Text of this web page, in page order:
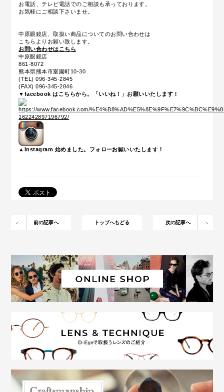
お電話、テレビ電話でのご相談も承っております。
お気軽にご相談下さいませ。
中原眼鏡店、取扱い商品についてのお問い合わせは
こちらよりお願い致します。
お問い合わせはこちら
中原眼鏡店
861-8072
熊本県熊本市室園町10-30
(TEL) 096-345-2845
(FAX) 096-345-2846
▼facebook はこちらから。「いいね！」お願いいたします！
▲Instagram 始めました。フォローお願いいたします！
前の記事へ トップへもどる 次の記事へ